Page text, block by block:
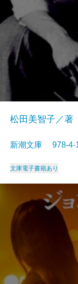
松田美智子／著
新潮文庫 978-
文庫電子書籍あり